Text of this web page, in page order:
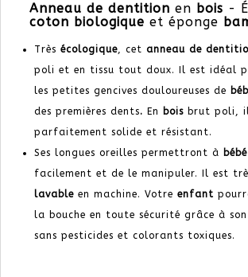
Anneau de dentition en bois -
coton biologique et éponge
Très écologique, cet anneau de
poli et en tissu tout doux. Il est idéal
les petites gencives douloureuses de
des premières dents. En bois brut poli,
parfaitement solide et résistant.
Ses longues oreilles permettront à bébé
facilement et de le manipuler. Il est
lavable en machine. Votre enfant
la bouche en toute sécurité grâce à
sans pesticides et colorants toxiques.